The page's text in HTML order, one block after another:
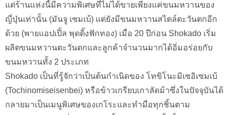
แต่ร้านแห่งนี้มีความพิเศษที่ไม่ได้ขายเพียงแค่ขนมหวานของ
ญี่ปุ่นเท่านั้น (มันจู เซมเบ้) แต่ยังมีขนมหวานสไตล์ตะวันตกอีก
ด้วย (พายแอปเปิ้ล พุดดิ้งฟักทอง) เมื่อ 20 ปีก่อน Shokado เริ่ม
ผลิตขนมหวานตะวันตกและลูกค้าจำนวนมากได้อิ่มอร่อยกับ
ขนมหวานทั้ง 2 ประเภท
Shokado เป็นที่รู้จักว่าเป็นต้นกำเนิดของ โทขิโนะมิเซอิเซมเบ้
(Tochinomiseisenbei) หรือข้าวเกรียบเกาลัดม้าซึ่งในปัจจุบันได้
กลายมาเป็นเมนูพิเศษของเกโระและทำมือทุกชิ้นตาม